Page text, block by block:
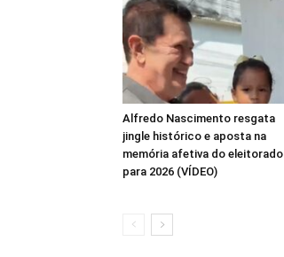
Alfredo Nascimento resgata
jingle histórico e aposta na
memória afetiva do eleitorado
para 2026 (VÍDEO)